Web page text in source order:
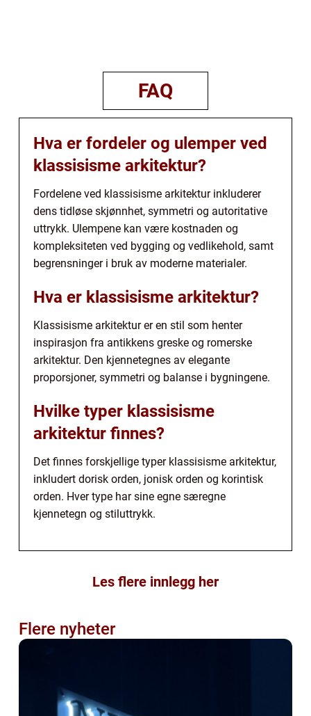
FAQ
Hva er fordeler og ulemper ved
klassisisme arkitektur?
Fordelene ved klassisisme arkitektur inkluderer
dens tidløse skjønnhet, symmetri og autoritative
uttrykk. Ulempene kan være kostnaden og
kompleksiteten ved bygging og vedlikehold, samt
begrensninger i bruk av moderne materialer.
Hva er klassisisme arkitektur?
Klassisisme arkitektur er en stil som henter
inspirasjon fra antikkens greske og romerske
arkitektur. Den kjennetegnes av elegante
proporsjoner, symmetri og balanse i bygningene.
Hvilke typer klassisisme
arkitektur finnes?
Det finnes forskjellige typer klassisisme arkitektur,
inkludert dorisk orden, jonisk orden og korintisk
orden. Hver type har sine egne særegne
kjennetegn og stiluttrykk.
Les flere innlegg her
Flere nyheter